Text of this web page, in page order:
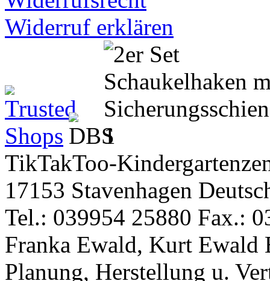
Widerruf erklären
TikTakToo-
17153 Stavenhagen
Tel.: 039954 25880 Fax.:
Franka Ewald, Kurt Ewald
Planung, Herstellung u.